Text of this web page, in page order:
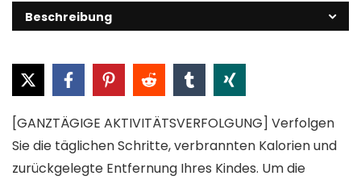
Beschreibung
[GANZTÄGIGE AKTIVITÄTSVERFOLGUNG] Verfolgen
Sie die täglichen Schritte, verbrannten Kalorien und
zurückgelegte Entfernung Ihres Kindes. Um die